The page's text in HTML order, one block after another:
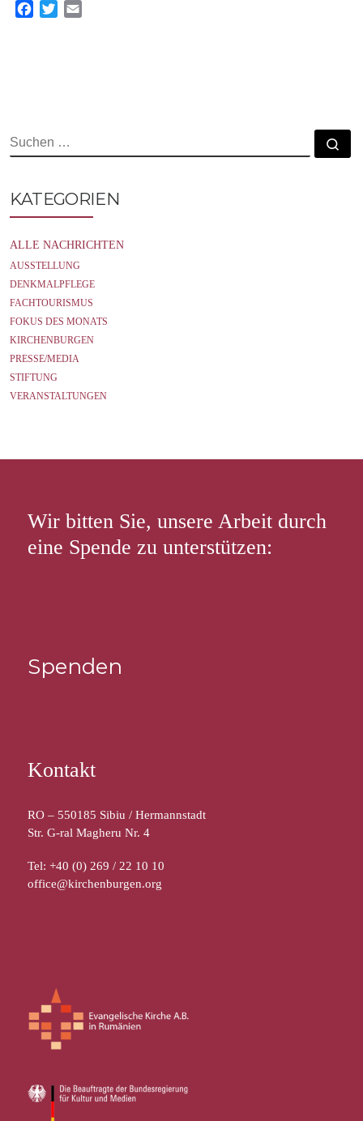
SUCHE
KATEGORIEN
ALLE NACHRICHTEN
AUSSTELLUNG
DENKMALPFLEGE
FACHTOURISMUS
FOKUS DES MONATS
KIRCHENBURGEN
PRESSE/MEDIA
STIFTUNG
VERANSTALTUNGEN
Wir bitten Sie, unsere Arbeit durch
eine Spende zu unterstützen:
Spenden
Kontakt
RO – 550185 Sibiu / Hermannstadt
Str. G-ral Magheru Nr. 4
Tel: +40 (0) 269 / 22 10 10
office@kirchenburgen.org